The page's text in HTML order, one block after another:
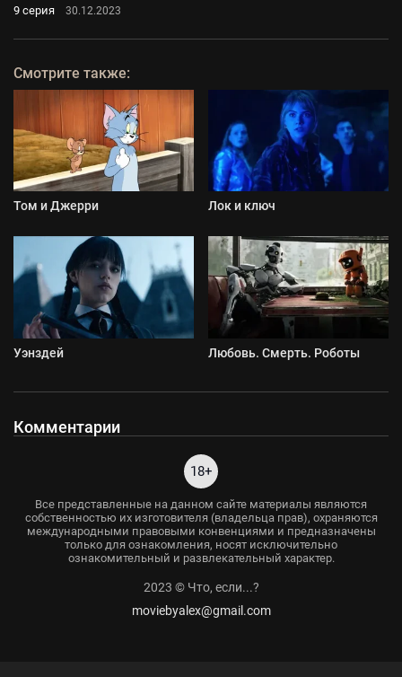
9 серия 30.12.2023
Смотрите также:
Том и Джерри Лок и ключ
Уэнздей Любовь. Смерть. Роботы
Комментарии
18+
Все представленные на данном сайте материалы являются
собственностью их изготовителя (владельца прав), охраняются
международными правовыми конвенциями и предназначены
только для ознакомления, носят исключительно
ознакомительный и развлекательный характер.
2023 © Что, если...?
moviebyalex@gmail.com